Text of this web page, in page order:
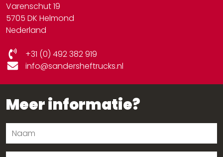
Varenschut 19
5705 DK Helmond
Nederland
+31 (0) 492 382 919
info@sandersheftrucks.nl
Meer informatie?